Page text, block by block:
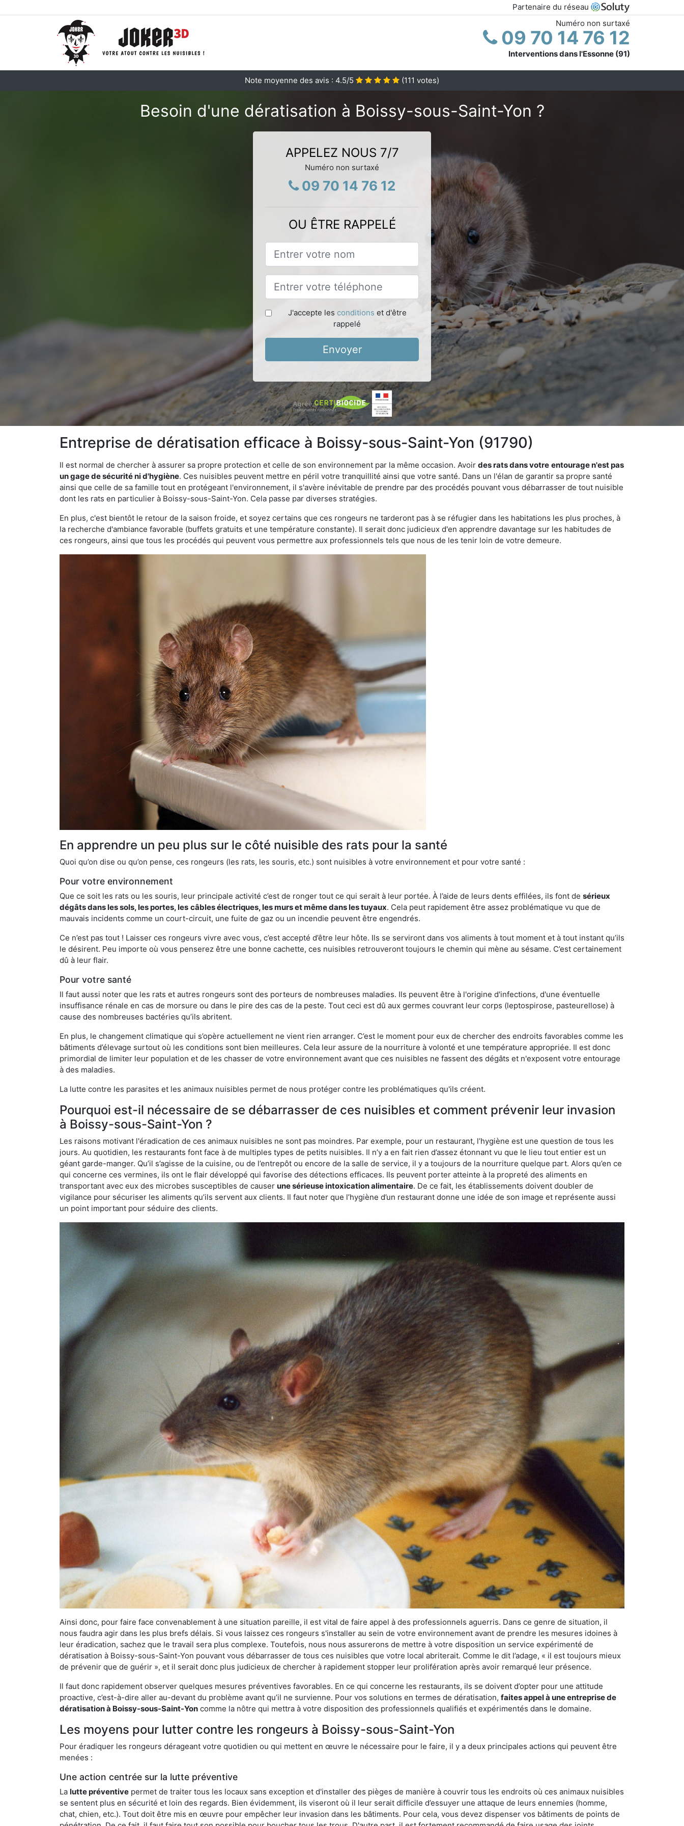
Partenaire du réseau
Numéro non surtaxé
09 70 14 76 12
Interventions dans l'Essonne (91)
Note moyenne des avis : 4.5/5 (111 votes)
Besoin d'une dératisation à Boissy-sous-Saint-Yon ?
APPELEZ NOUS 7/7
Numéro non surtaxé
09 70 14 76 12
OU ÊTRE RAPPELÉ
J'accepte les conditions et d'être
rappelé
Envoyer
Entreprise de dératisation efficace à Boissy-sous-Saint-Yon (91790)
Il est normal de chercher à assurer sa propre protection et celle de son environnement par la même occasion. Avoir des rats dans votre entourage n'est pas
un gage de sécurité ni d'hygiène. Ces nuisibles peuvent mettre en péril votre tranquillité ainsi que votre santé. Dans un l'élan de garantir sa propre santé
ainsi que celle de sa famille tout en protégeant l'environnement, il s'avère inévitable de prendre par des procédés pouvant vous débarrasser de tout nuisible
dont les rats en particulier à Boissy-sous-Saint-Yon. Cela passe par diverses stratégies.
En plus, c'est bientôt le retour de la saison froide, et soyez certains que ces rongeurs ne tarderont pas à se réfugier dans les habitations les plus proches, à
la recherche d'ambiance favorable (buffets gratuits et une température constante). Il serait donc judicieux d'en apprendre davantage sur les habitudes de
ces rongeurs, ainsi que tous les procédés qui peuvent vous permettre aux professionnels tels que nous de les tenir loin de votre demeure.
En apprendre un peu plus sur le côté nuisible des rats pour la santé
Quoi qu’on dise ou qu’on pense, ces rongeurs (les rats, les souris, etc.) sont nuisibles à votre environnement et pour votre santé :
Pour votre environnement
Que ce soit les rats ou les souris, leur principale activité c’est de ronger tout ce qui serait à leur portée. À l’aide de leurs dents effilées, ils font de sérieux
dégâts dans les sols, les portes, les câbles électriques, les murs et même dans les tuyaux. Cela peut rapidement être assez problématique vu que de
mauvais incidents comme un court-circuit, une fuite de gaz ou un incendie peuvent être engendrés.
Ce n’est pas tout ! Laisser ces rongeurs vivre avec vous, c’est accepté d’être leur hôte. Ils se serviront dans vos aliments à tout moment et à tout instant qu’ils
le désirent. Peu importe où vous penserez être une bonne cachette, ces nuisibles retrouveront toujours le chemin qui mène au sésame. C’est certainement
dû à leur flair.
Pour votre santé
Il faut aussi noter que les rats et autres rongeurs sont des porteurs de nombreuses maladies. Ils peuvent être à l'origine d'infections, d'une éventuelle
insuffisance rénale en cas de morsure ou dans le pire des cas de la peste. Tout ceci est dû aux germes couvrant leur corps (leptospirose, pasteurellose) à
cause des nombreuses bactéries qu’ils abritent.
En plus, le changement climatique qui s’opère actuellement ne vient rien arranger. C’est le moment pour eux de chercher des endroits favorables comme les
bâtiments d’élevage surtout où les conditions sont bien meilleures. Cela leur assure de la nourriture à volonté et une température appropriée. Il est donc
primordial de limiter leur population et de les chasser de votre environnement avant que ces nuisibles ne fassent des dégâts et n'exposent votre entourage
à des maladies.
La lutte contre les parasites et les animaux nuisibles permet de nous protéger contre les problématiques qu'ils créent.
Pourquoi est-il nécessaire de se débarrasser de ces nuisibles et comment prévenir leur invasion
à Boissy-sous-Saint-Yon ?
Les raisons motivant l'éradication de ces animaux nuisibles ne sont pas moindres. Par exemple, pour un restaurant, l’hygiène est une question de tous les
jours. Au quotidien, les restaurants font face à de multiples types de petits nuisibles. Il n’y a en fait rien d’assez étonnant vu que le lieu tout entier est un
géant garde-manger. Qu’il s’agisse de la cuisine, ou de l’entrepôt ou encore de la salle de service, il y a toujours de la nourriture quelque part. Alors qu’en ce
qui concerne ces vermines, ils ont le flair développé qui favorise des détections efficaces. Ils peuvent porter atteinte à la propreté des aliments en
transportant avec eux des microbes susceptibles de causer une sérieuse intoxication alimentaire. De ce fait, les établissements doivent doubler de
vigilance pour sécuriser les aliments qu’ils servent aux clients. Il faut noter que l’hygiène d’un restaurant donne une idée de son image et représente aussi
un point important pour séduire des clients.
Ainsi donc, pour faire face convenablement à une situation pareille, il est vital de faire appel à des professionnels aguerris. Dans ce genre de situation, il
nous faudra agir dans les plus brefs délais. Si vous laissez ces rongeurs s'installer au sein de votre environnement avant de prendre les mesures idoines à
leur éradication, sachez que le travail sera plus complexe. Toutefois, nous nous assurerons de mettre à votre disposition un service expérimenté de
dératisation à Boissy-sous-Saint-Yon pouvant vous débarrasser de tous ces nuisibles que votre local abriterait. Comme le dit l’adage, « il est toujours mieux
de prévenir que de guérir », et il serait donc plus judicieux de chercher à rapidement stopper leur prolifération après avoir remarqué leur présence.
Il faut donc rapidement observer quelques mesures préventives favorables. En ce qui concerne les restaurants, ils se doivent d’opter pour une attitude
proactive, c’est-à-dire aller au-devant du problème avant qu’il ne survienne. Pour vos solutions en termes de dératisation, faites appel à une entreprise de
dératisation à Boissy-sous-Saint-Yon comme la nôtre qui mettra à votre disposition des professionnels qualifiés et expérimentés dans le domaine.
Les moyens pour lutter contre les rongeurs à Boissy-sous-Saint-Yon
Pour éradiquer les rongeurs dérageant votre quotidien ou qui mettent en œuvre le nécessaire pour le faire, il y a deux principales actions qui peuvent être
menées :
Une action centrée sur la lutte préventive
La lutte préventive permet de traiter tous les locaux sans exception et d'installer des pièges de manière à couvrir tous les endroits où ces animaux nuisibles
se sentent plus en sécurité et loin des regards. Bien évidemment, ils viseront où il leur serait difficile d’essuyer une attaque de leurs ennemies (homme,
chat, chien, etc.). Tout doit être mis en œuvre pour empêcher leur invasion dans les bâtiments. Pour cela, vous devez dispenser vos bâtiments de points de